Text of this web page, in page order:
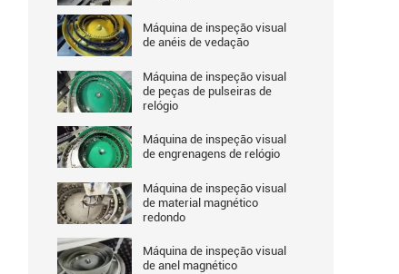
Máquina de inspeção visual
de anéis de vedação
Máquina de inspeção visual
de peças de pulseiras de
relógio
Máquina de inspeção visual
de engrenagens de relógio
Máquina de inspeção visual
de material magnético
redondo
Máquina de inspeção visual
de anel magnético